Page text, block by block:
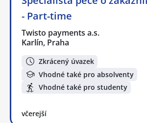
- Part-time
Twisto payments a.s.
Karlín, Praha
Zkrácený úvazek
Vhodné také pro absolventy
Vhodné také pro studenty
včerejší